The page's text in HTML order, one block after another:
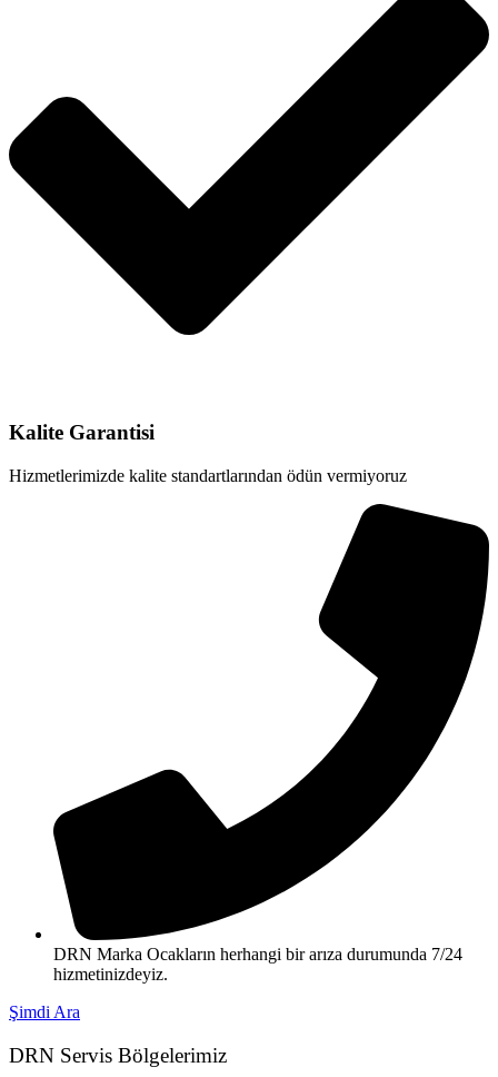
Kalite Garantisi
Hizmetlerimizde kalite standartlarından ödün vermiyoruz
DRN Marka Ocakların herhangi bir arıza durumunda 7/24
hizmetinizdeyiz.
Şimdi Ara
DRN Servis Bölgelerimiz